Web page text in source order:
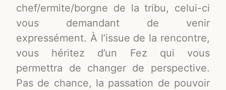
chef/ermite/borgne de la tribu, celui-ci
vous demandant de venir
expressément. À l’issue de la rencontre,
vous héritez d’un Fez qui vous
permettra de changer de perspective.
Pas de chance, la passation de pouvoir